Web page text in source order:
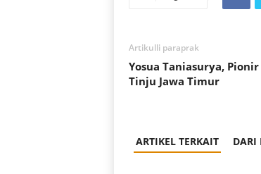
Artikulli paraprak
Yosua Taniasurya,
Tinju Jawa Timur
ARTIKEL TERKAIT DARI